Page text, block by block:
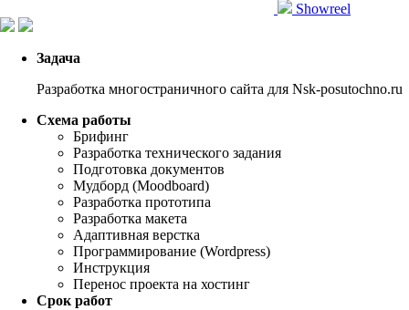
Showreel
Задача
Разработка многостраничного сайта для Nsk-posutochno.ru
Схема работы
Брифинг
Разработка технического задания
Подготовка документов
Мудборд (Moodboard)
Разработка прототипа
Разработка макета
Адаптивная верстка
Программирование (Wordpress)
Инструкция
Перенос проекта на хостинг
Срок работ